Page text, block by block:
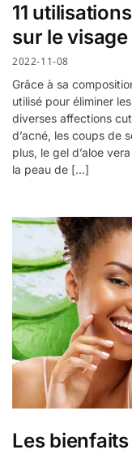
11
sur le visage
2022-11-08
Grâce à sa
utilisé pour éliminer
diverses affections
d’acné, les coups de
plus, le gel d’aloe
la peau de […]
Les